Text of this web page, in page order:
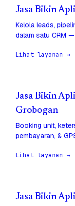
Jasa Bikin
Kelola leads,
dalam satu CRM
Lihat layanan →
Jasa Bikin
Grobogan
Booking unit,
pembayaran, &
Lihat layanan →
Jasa Bikin